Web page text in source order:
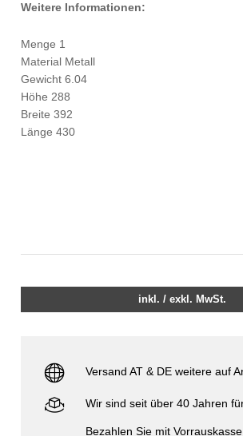
Weitere Informationen:
Menge 1
Material Metall
Gewicht 6.04
Höhe 288
Breite 392
Länge 430
inkl. / exkl. MwSt.
Versand AT & DE weitere auf
Wir sind seit über 40 Jahren
Bezahlen Sie mit Vorrauskasse